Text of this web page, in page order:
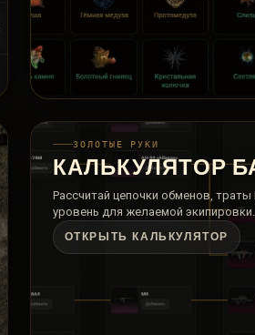
ЗОЛОТЫЕ РУКИ
КАЛЬКУЛЯТОР
Рассчитай цепочки обменов,
уровень для желаемой экипировки.
ОТКРЫТЬ КАЛЬКУЛЯТОР